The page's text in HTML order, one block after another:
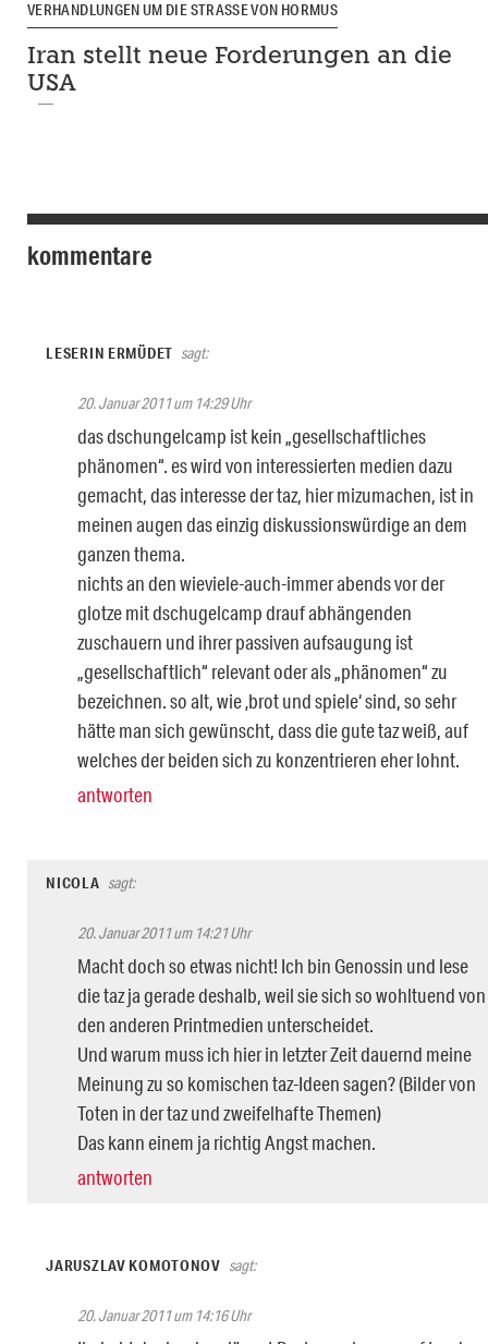
VERHANDLUNGEN UM DIE STRASSE VON HORMUS
Iran stellt neue Forderungen an die
USA
kommentare
LESERIN ERMÜDET sagt:
20. Januar 2011 um 14:29 Uhr
das dschungelcamp ist kein „gesellschaftliches
phänomen“. es wird von interessierten medien dazu
gemacht, das interesse der taz, hier mizumachen, ist in
meinen augen das einzig diskussionswürdige an dem
ganzen thema.
nichts an den wieviele-auch-immer abends vor der
glotze mit dschugelcamp drauf abhängenden
zuschauern und ihrer passiven aufsaugung ist
„gesellschaftlich“ relevant oder als „phänomen“ zu
bezeichnen. so alt, wie ‚brot und spiele‘ sind, so sehr
hätte man sich gewünscht, dass die gute taz weiß, auf
welches der beiden sich zu konzentrieren eher lohnt.
antworten
NICOLA sagt:
20. Januar 2011 um 14:21 Uhr
Macht doch so etwas nicht! Ich bin Genossin und lese
die taz ja gerade deshalb, weil sie sich so wohltuend von
den anderen Printmedien unterscheidet.
Und warum muss ich hier in letzter Zeit dauernd meine
Meinung zu so komischen taz-Ideen sagen? (Bilder von
Toten in der taz und zweifelhafte Themen)
Das kann einem ja richtig Angst machen.
antworten
JARUSZLAV KOMOTONOV sagt:
20. Januar 2011 um 14:16 Uhr